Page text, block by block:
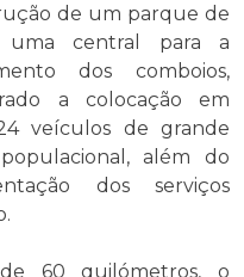
de um parque de
uma central para a
dos comboios,
a colocação em
veículos de grande
além do
dos serviços
60 quilómetros, o